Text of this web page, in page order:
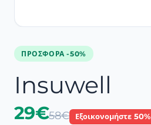
ΠΡΟΣΦΟΡΆ -50%
Insuwell
29€58€ Εξοικονομήστε 50%